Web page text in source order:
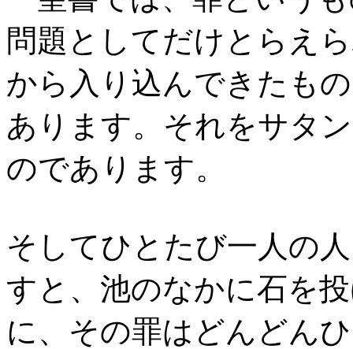
問題としてだけとらえ
から入り込んできたも
あります。それをサタ
のであります。
そしてひとたび一人の
すと、池のなかに石を
に、その罪はどんどん